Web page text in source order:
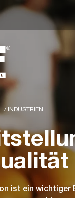
/ INDUSTRIEN
ist ein wichtiger